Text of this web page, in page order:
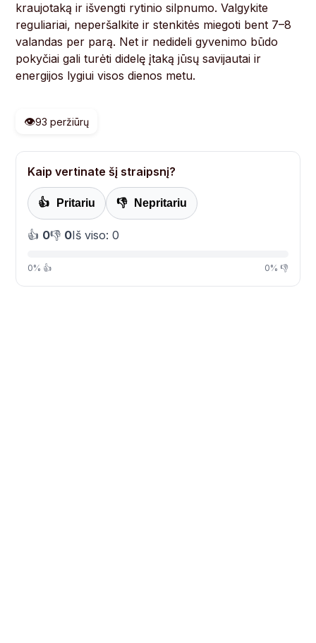
kraujotaką ir išvengti rytinio silpnumo. Valgykite
reguliariai, neperšalkite ir stenkitės miegoti bent 7–8
valandas per parą. Net ir nedideli gyvenimo būdo
pokyčiai gali turėti didelę įtaką jūsų savijautai ir
energijos lygiui visos dienos metu.
👁️93 peržiūrų
Kaip vertinate šį straipsnį?
👍 Pritariu 👎 Nepritariu
👍 0👎 0Iš viso: 0
0% 👍 0% 👎